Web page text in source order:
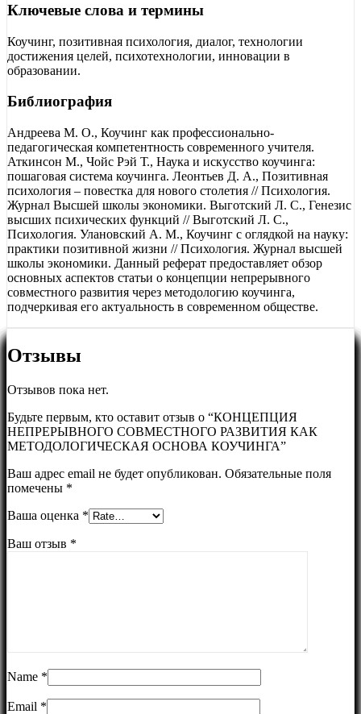
Ключевые слова и термины
Коучинг, позитивная психология, диалог, технологии
достижения целей, психотехнологии, инновации в
образовании.
Библиография
Андреева М. О., Коучинг как профессионально-
педагогическая компетентность современного учителя.
Аткинсон М., Чойс Рэй Т., Наука и искусство коучинга:
пошаговая система коучинга. Леонтьев Д. А., Позитивная
психология – повестка для нового столетия // Психология.
Журнал Высшей школы экономики. Выготский Л. С., Генезис
высших психических функций // Выготский Л. С.,
Психология. Улановский А. М., Коучинг с оглядкой на науку:
практики позитивной жизни // Психология. Журнал высшей
школы экономики. Данный реферат предоставляет обзор
основных аспектов статьи о концепции непрерывного
совместного развития через методологию коучинга,
подчеркивая его актуальность в современном обществе.
Отзывы
Отзывов пока нет.
Будьте первым, кто оставит отзыв о “КОНЦЕПЦИЯ
НЕПРЕРЫВНОГО СОВМЕСТНОГО РАЗВИТИЯ КАК
МЕТОДОЛОГИЧЕСКАЯ ОСНОВА КОУЧИНГА”
Ваш адрес email не будет опубликован. Обязательные поля
помечены *
Ваша оценка *
Ваш отзыв *
Name *
Email *